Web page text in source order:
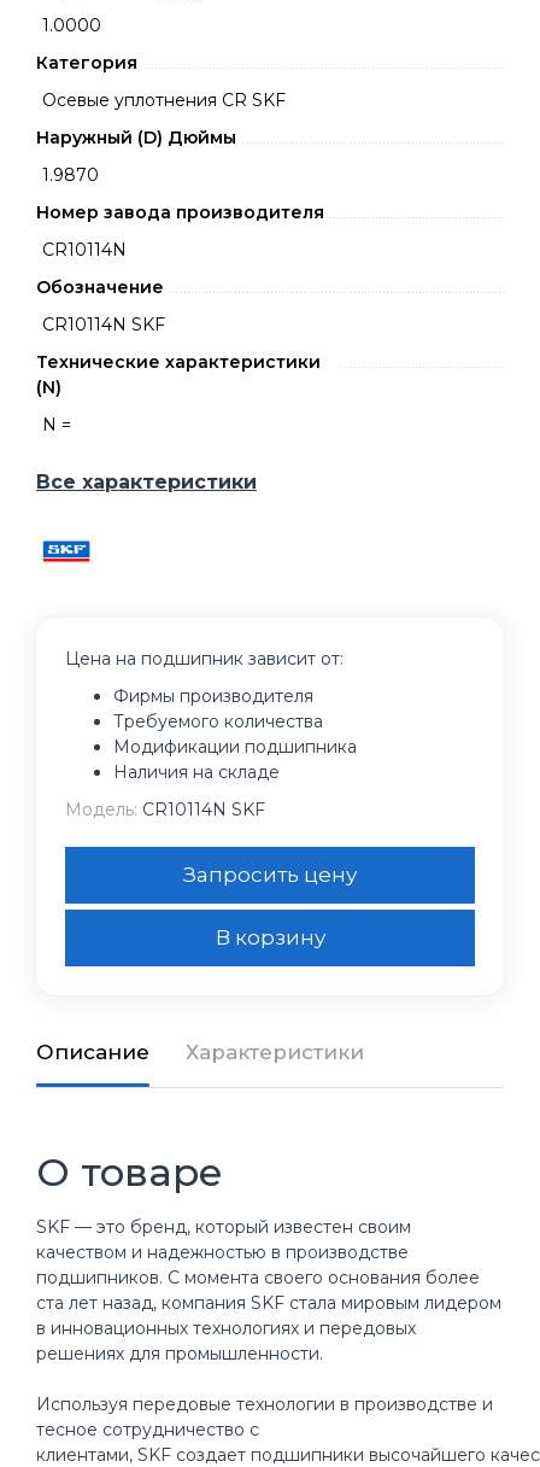
1.0000
Категория
Осевые уплотнения CR SKF
Наружный (D) Дюймы
1.9870
Номер завода производителя
CR10114N
Обозначение
CR10114N SKF
Технические характеристики
(N)
N =
Все характеристики
Цена на подшипник зависит от:
Фирмы производителя
Требуемого количества
Модификации подшипника
Наличия на складе
Модель: CR10114N SKF
Запросить цену
В корзину
Описание Характеристики
О товаре
SKF — это бренд, который известен своим
качеством и надежностью в производстве
подшипников. С момента своего основания более
ста лет назад, компания SKF стала мировым лидером
в инновационных технологиях и передовых
решениях для промышленности.
Используя передовые технологии в производстве и
тесное сотрудничество с
клиентами, SKF создает подшипники высочайшего